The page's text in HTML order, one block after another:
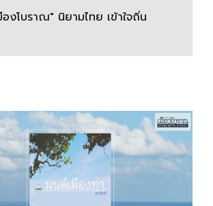
องโบราณ" นิยามไทย เข้าใจถิ่น